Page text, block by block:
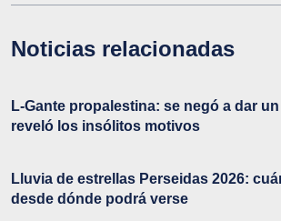
Noticias relacionadas
L-Gante propalestina: se negó a dar
reveló los insólitos motivos
Lluvia de estrellas Perseidas 2026:
desde dónde podrá verse